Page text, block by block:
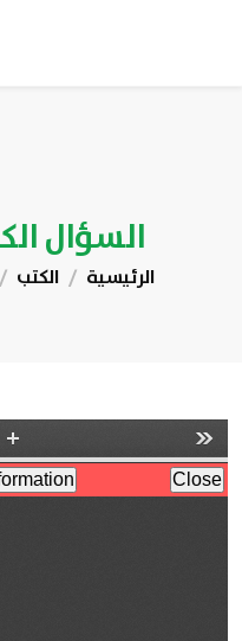
السؤال
الرئيسية الكتب